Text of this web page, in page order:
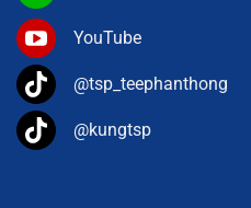
YouTube
@tsp_teephanthong
@kungtsp